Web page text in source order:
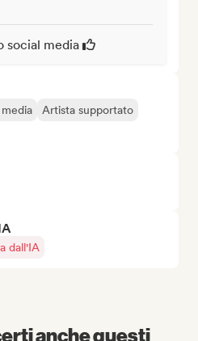
social media
Artista supportato
dall'IA
anche questi